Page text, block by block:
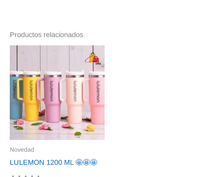
Productos relacionados
Novedad
LULEMON 1200 ML 🤩🤩🤩